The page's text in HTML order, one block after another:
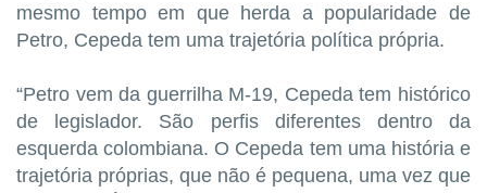
mesmo tempo em que herda a popularidade de
Petro, Cepeda tem uma trajetória política própria.
“Petro vem da guerrilha M-19, Cepeda tem histórico
de legislador. São perfis diferentes dentro da
esquerda colombiana. O Cepeda tem uma história e
trajetória próprias, que não é pequena, uma vez que